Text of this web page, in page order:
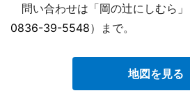
問い合わせは「岡の辻にしむら
0836-39-5548）まで。
地図を見る